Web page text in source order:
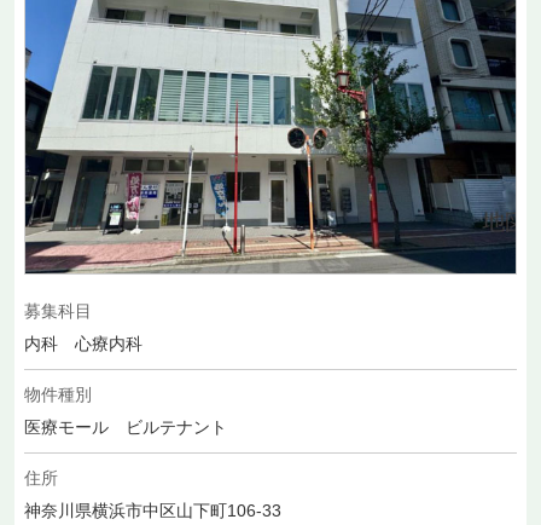
募集科目
内科 心療内科
物件種別
医療モール ビルテナント
住所
神奈川県横浜市中区山下町106-33